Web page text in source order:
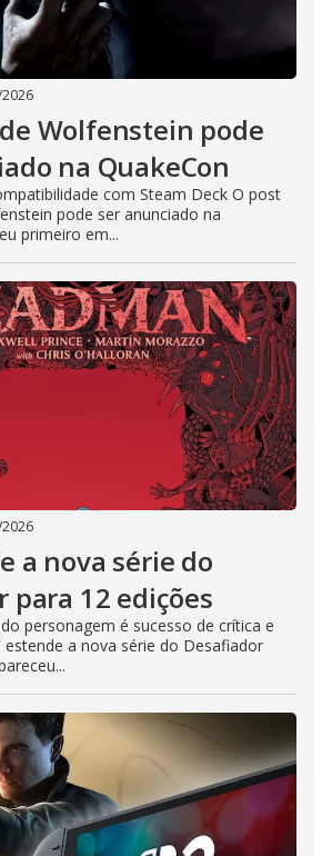
Wolfenstein pode
na QuakeCon
com Steam Deck O post
pode ser anunciado na
primeiro em...
a nova série do
para 12 edições
personagem é sucesso de crítica e
a nova série do Desafiador